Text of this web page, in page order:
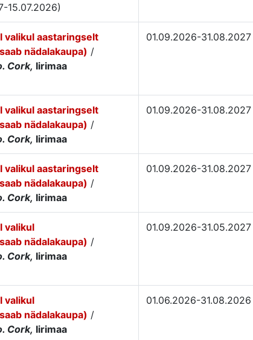
15.07.2026)
valikul aastaringselt
nädalakaupa) /
Cork, Iirimaa
01.09.2026-31.08.2027
valikul aastaringselt
nädalakaupa) /
Cork, Iirimaa
01.09.2026-31.08.2027
valikul aastaringselt
nädalakaupa) /
Cork, Iirimaa
01.09.2026-31.08.2027
valikul
nädalakaupa) /
Cork, Iirimaa
01.09.2026-31.05.2027
valikul
nädalakaupa) /
Cork, Iirimaa
01.06.2026-31.08.2026